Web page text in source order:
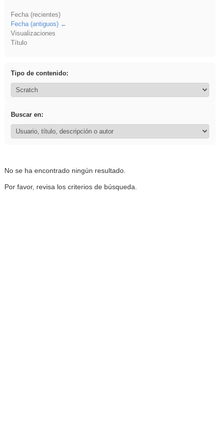
Fecha (recientes)
Fecha (antiguos)
Visualizaciones
Título
Tipo de contenido:
Buscar en:
No se ha encontrado ningún resultado.
Por favor, revisa los criterios de búsqueda.